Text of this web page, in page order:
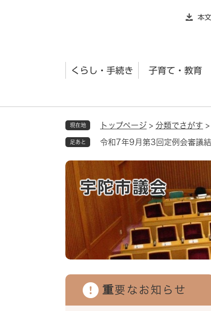
本
くらし・手続き 子育て・教育
現在地 トップページ > 分類でさがす >
足あと 令和7年9月第3回定例会審議
宇陀市議会
重要なお知らせ